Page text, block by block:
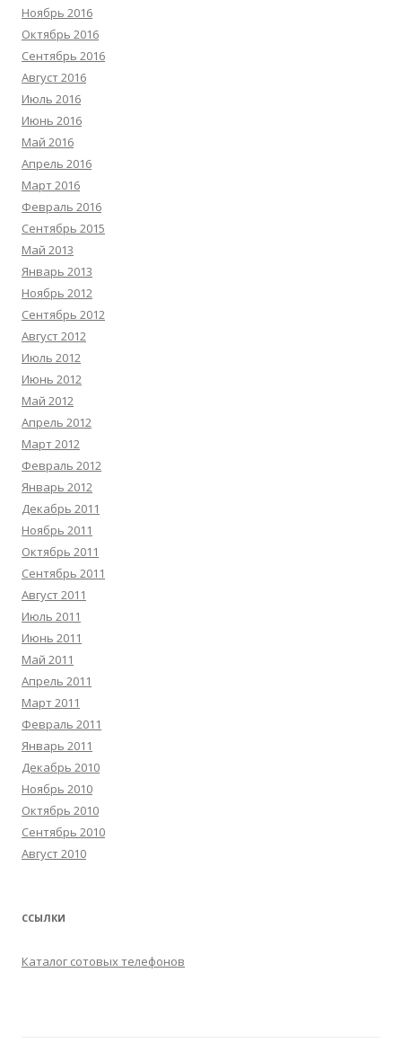
Ноябрь 2016
Октябрь 2016
Сентябрь 2016
Август 2016
Июль 2016
Июнь 2016
Май 2016
Апрель 2016
Март 2016
Февраль 2016
Сентябрь 2015
Май 2013
Январь 2013
Ноябрь 2012
Сентябрь 2012
Август 2012
Июль 2012
Июнь 2012
Май 2012
Апрель 2012
Март 2012
Февраль 2012
Январь 2012
Декабрь 2011
Ноябрь 2011
Октябрь 2011
Сентябрь 2011
Август 2011
Июль 2011
Июнь 2011
Май 2011
Апрель 2011
Март 2011
Февраль 2011
Январь 2011
Декабрь 2010
Ноябрь 2010
Октябрь 2010
Сентябрь 2010
Август 2010
ССЫЛКИ
Каталог сотовых телефонов